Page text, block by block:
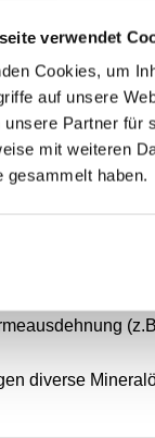
verwendet
Cookies, um
auf unsere
unsere Partner für
mit weiteren
gesammelt haben.
Print
für
nach DIN
eine gute
diverse